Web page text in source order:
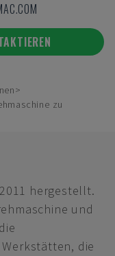
zu
hergestellt.
und
die